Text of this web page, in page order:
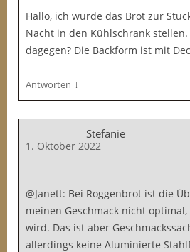
Hallo, ich würde das Brot zur
Nacht in den Kühlschrank
dagegen? Die Backform ist mit
Antworten ↓
Stefanie
1. Oktober 2022
@Janett: Bei Roggenbrot ist die
meinen Geschmack nicht
wird. Das ist aber
allerdings keine Aluminierte